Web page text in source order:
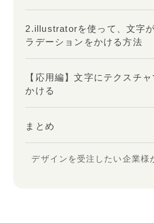
2.illustratorを使って、文字
ラデーションをかける方法
【応用編】文字にテクスチ
かける
まとめ
デザインを受注したい企業様